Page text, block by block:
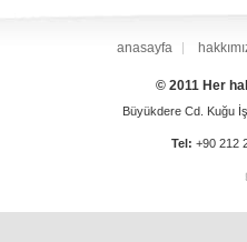
anasayfa
© 2011 Her
Büyükdere Cd. Kuğu
Tel: +90 212